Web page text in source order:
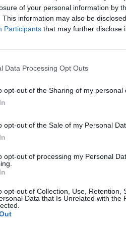
of your personal information by
This information may also be
Participants that may further disclose
Data Processing Opt Outs
opt-out of the Sharing of my personal
opt-out of the Sale of my Personal
opt-out of processing my Personal
opt-out of Collection, Use, Retention,
Data that Is Unrelated with the
al “canestrello novese al
novese”. Inoltre, è stato
produzione della “carne
al Gavi”.